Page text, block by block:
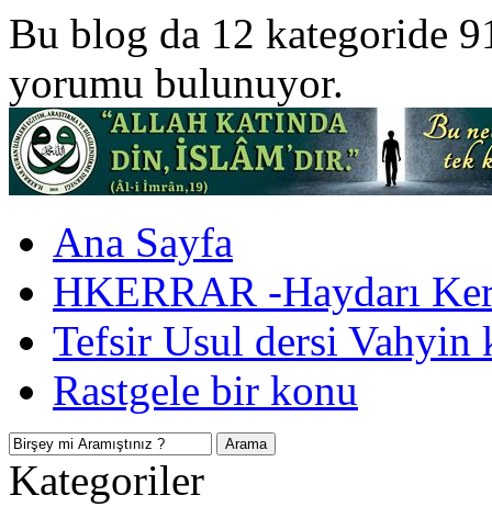
Bu blog da 12 kategoride
yorumu bulunuyor.
Ana Sayfa
HKERRAR -Haydarı
Tefsir Usul dersi Vahyin
Rastgele bir konu
Kategoriler